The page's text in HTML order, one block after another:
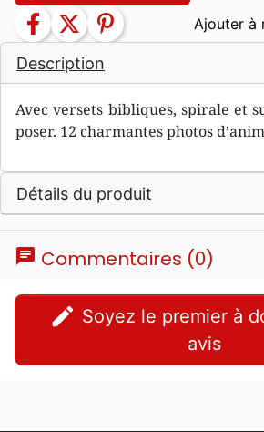
Description
Avec versets bibliques, spirale et
poser. 12 charmantes photos
Détails du produit
facebook twitter pinterest
chat Commentaires (0)
edit
avis